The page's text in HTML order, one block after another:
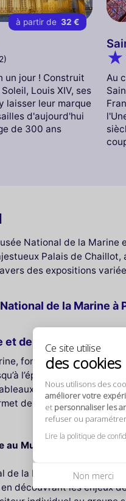
Ce site utilise
des cookies
Nous utilisons des
améliorer votre
et personnaliser les
refuser ou
Lire la politique de
Non merci
à partir de 32 €
un jour ! Construit
Louis XIV, ses
laisser leur marque
d'aujourd'hui
de 300 ans
Au
National de la
Palais de
des expositions
de la Marine à
et de découvertes
fondé en 1827, abrite
l’époque
maritimes, ainsi
de mieux comprendre
Musée National de la
de la Marine ne se limite
découvrant les enjeux